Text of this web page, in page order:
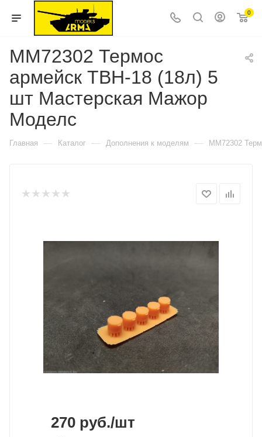
0
ММ72302 Термос
армейск ТВН-18 (18л) 5
шт Мастерская Мажор
Моделс
Главная — Каталог — Дополнения к моделям — ММ72302
270 руб./шт